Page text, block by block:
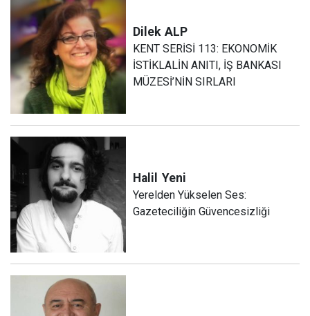
Dilek ALP
KENT SERİSİ 113: EKONOMİK
İSTİKLALİN ANITI, İŞ BANKASI
MÜZESİ’NİN SIRLARI
Halil Yeni
Yerelden Yükselen Ses:
Gazeteciliğin Güvencesizliği